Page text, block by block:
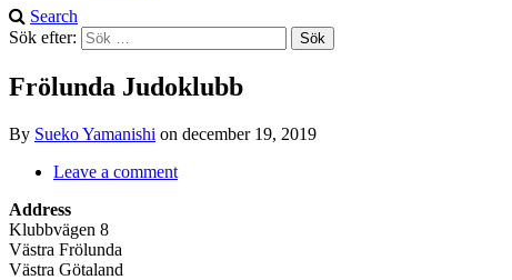
Search
Sök efter:
Frölunda Judoklubb
By Sueko Yamanishi on december 19, 2019
Leave a comment
Address
Klubbvägen 8
Västra Frölunda
Västra Götaland